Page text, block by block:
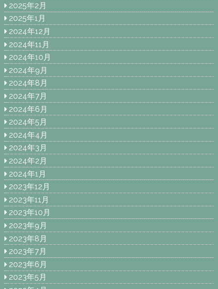
2025年2月
2025年1月
2024年12月
2024年11月
2024年10月
2024年9月
2024年8月
2024年7月
2024年6月
2024年5月
2024年4月
2024年3月
2024年2月
2024年1月
2023年12月
2023年11月
2023年10月
2023年9月
2023年8月
2023年7月
2023年6月
2023年5月